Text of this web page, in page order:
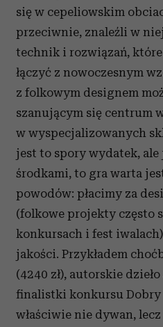
się w cepeliowskim
przeciwnie, znaleźli w
technik i rozwiązań,
łączyć z nowoczesnym
z folkowym designem
szanującym się centrum
w wyspecjalizowanych
jest to spory wydatek,
środkami, to gra warta
powodów: płacimy za
(folkowe projekty często
konkursach i fest
jakości. Przykładem
(4240 zł), autorskie
finalistki konkursu Dobry
właściwie nie dywan,